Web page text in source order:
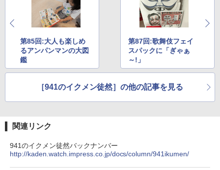
第85回:大人も楽しめ
るアンパンマンの大図
鑑
第87回:歌舞伎フェイ
スパックに「ぎゃぁ
～!」
［941のイクメン徒然］の他の記事を見る
関連リンク
941のイクメン徒然バックナンバー
http://kaden.watch.impress.co.jp/docs/column/941ikumen/